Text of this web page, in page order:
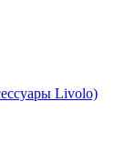
Livolo)